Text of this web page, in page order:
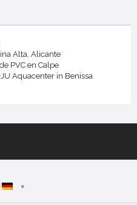
Alta, Alicante
PVC en Calpe
Aquacenter in Benissa